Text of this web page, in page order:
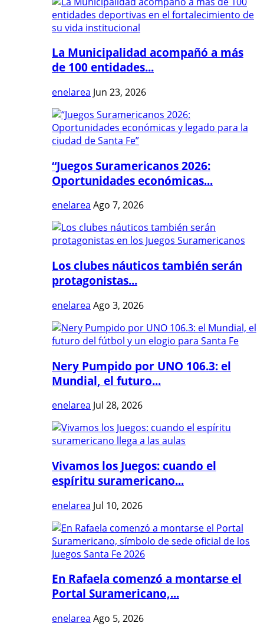
La Municipalidad acompañó a más
de 100 entidades...
enelarea Jun 23, 2026
“Juegos Suramericanos 2026:
Oportunidades económicas...
enelarea Ago 7, 2026
Los clubes náuticos también serán
protagonistas...
enelarea Ago 3, 2026
Nery Pumpido por UNO 106.3: el
Mundial, el futuro...
enelarea Jul 28, 2026
Vivamos los Juegos: cuando el
espíritu suramericano...
enelarea Jul 10, 2026
En Rafaela comenzó a montarse el
Portal Suramericano,...
enelarea Ago 5, 2026